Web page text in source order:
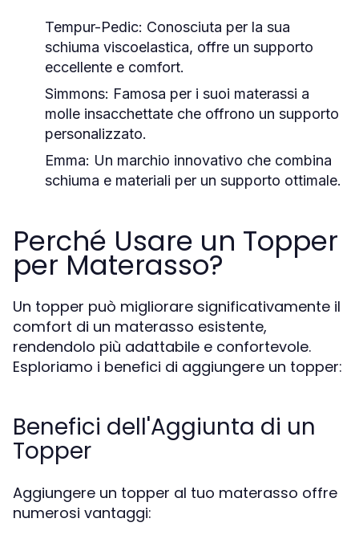
Tempur-Pedic: Conosciuta per la sua
schiuma viscoelastica, offre un supporto
eccellente e comfort.
Simmons: Famosa per i suoi materassi a
molle insacchettate che offrono un supporto
personalizzato.
Emma: Un marchio innovativo che combina
schiuma e materiali per un supporto ottimale.
Perché Usare un Topper
per Materasso?
Un topper può migliorare significativamente il
comfort di un materasso esistente,
rendendolo più adattabile e confortevole.
Esploriamo i benefici di aggiungere un topper:
Benefici dell'Aggiunta di un
Topper
Aggiungere un topper al tuo materasso offre
numerosi vantaggi: